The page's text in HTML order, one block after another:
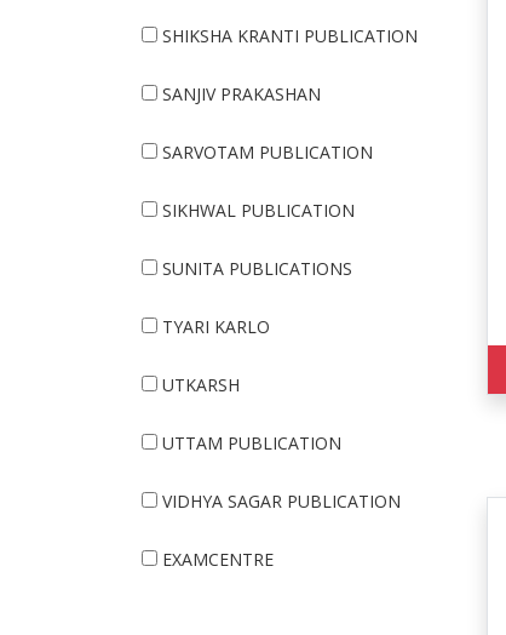
SHIKSHA KRANTI PUBLICATION
SANJIV PRAKASHAN
SARVOTAM PUBLICATION
SIKHWAL PUBLICATION
SUNITA PUBLICATIONS
TYARI KARLO
UTKARSH
UTTAM PUBLICATION
VIDHYA SAGAR PUBLICATION
EXAMCENTRE